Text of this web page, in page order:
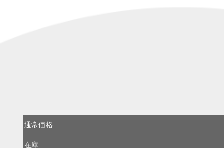
通常価格
在庫